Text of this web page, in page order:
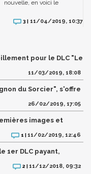
nouvelle, en voici le
3 | 11/04/2019, 10:37
pour le DLC "Le
11/03/2019, 18:08
du Sorcier", s'offre
26/02/2019, 17:05
images et
1 | 11/02/2019, 12:46
1er DLC payant,
2 | 11/12/2018, 09:32